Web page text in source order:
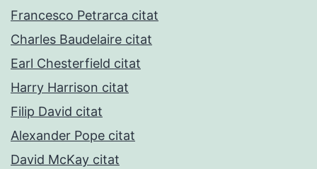
Francesco Petrarca citat
Charles Baudelaire citat
Earl Chesterfield citat
Harry Harrison citat
Filip David citat
Alexander Pope citat
David McKay citat